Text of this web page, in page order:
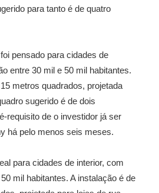
para tanto é de quatro
pensado para cidades de
entre 30 mil e 50 mil habitantes.
metros quadrados, projetada
sugerido é de dois
requisito de o investidor já ser
há pelo menos seis meses.
para cidades de interior, com
mil habitantes. A instalação é de